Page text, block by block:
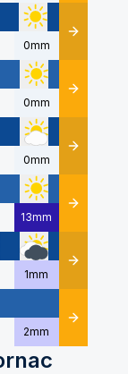
0mm Détails
0mm Détails
0mm Détails
13mm Détails
1mm Détails
2mm Détails